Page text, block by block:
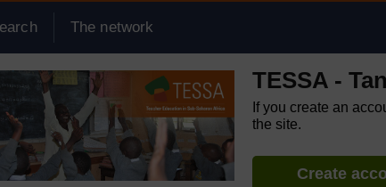
The network
TESSA -
If you create an
the site.
Create